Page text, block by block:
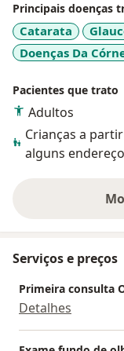
Principais doenças
Catarata
Doenças Da
Pacientes que trato
Adultos
Crianças a
alguns
Serviços e preços
Primeira consulta
Detalhes